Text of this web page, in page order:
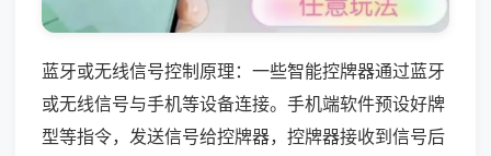
蓝牙或无线信号控制原理：一些智能控牌器通过蓝牙
或无线信号与手机等设备连接。手机端软件预设好牌
型等指令，发送信号给控牌器，控牌器接收到信号后